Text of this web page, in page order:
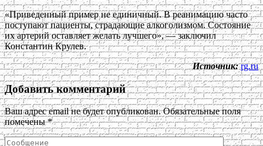
«Приведенный пример не единичный. В реанимацию часто
поступают пациенты, страдающие алкоголизмом. Состояние
их артерий оставляет желать лучшего», — заключил
Константин Крулев.
Источник: rg.ru
Добавить комментарий
Ваш адрес email не будет опубликован. Обязательные поля
помечены*